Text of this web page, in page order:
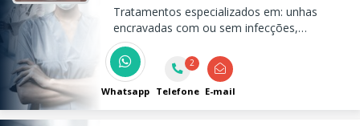
Tratamentos especializados em: unhas
encravadas com ou sem infecções,
calosidades, fissuras, ortese para correção
da unha encravada e mais.
Whatsapp
2
Telefone E-mail